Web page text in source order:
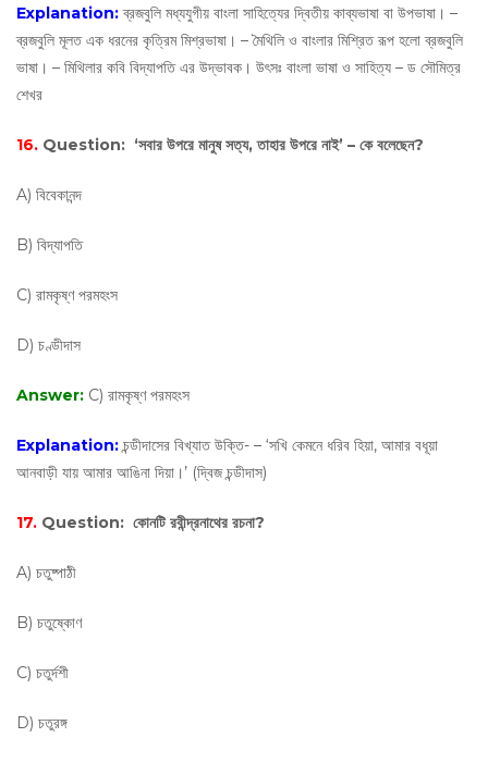
Explanation:ব্রজবুলি মধ্যযুগীয় বাংলা সাহিত্যের দ্বিতীয় কাব্যভাষা বা উপভাষা। –
ব্রজবুলি মূলত এক ধরনের কৃত্রিম মিশ্রভাষা। – মৈথিলি ও বাংলার মিশ্রিত রূপ হলো ব্রজবুলি
ভাষা। – মিথিলার কবি বিদ্যাপতি এর উদ্ভাবক। উৎসঃ বাংলা ভাষা ও সাহিত্য – ড সৌমিত্র
শেখর
16. Question: ‘সবার উপরে মানুষ সত্য, তাহার উপরে নাই’ – কে বলেছেন?
A) বিবেকানন্দ
B) বিদ্যাপতি
C) রামকৃষ্ণ পরমহংস
D) চণ্ডীদাস
Answer: C) রামকৃষ্ণ পরমহংস
Explanation:চন্ডীদাসের বিখ্যাত উক্তি- – ‘সখি কেমনে ধরিব হিয়া, আমার বধূয়া
আনবাড়ী যায় আমার আঙিনা দিয়া।’ (দ্বিজ চন্ডীদাস)
17. Question: কোনটি রবীন্দ্রনাথের রচনা?
A) চতুষ্পাঠী
B) চতুষ্কোণ
C) চতুর্দশী
D) চতুরঙ্গ